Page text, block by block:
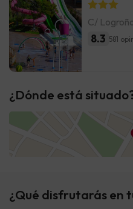
C/
8.3 581
¿Dónde está
¿Qué disfrutarás en